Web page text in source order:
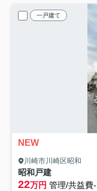
一戸建て
NEW
川崎市川崎区昭和
昭和戸建
22万円 管理/共益費-